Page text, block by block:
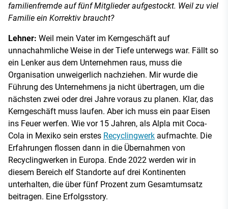
familienfremde auf fünf Mitglieder aufgestockt. Weil zu viel
Familie ein Korrektiv braucht?
Lehner: Weil mein Vater im Kerngeschäft auf
unnachahmliche Weise in der Tiefe unterwegs war. Fällt so
ein Lenker aus dem Unternehmen raus, muss die
Organisation unweigerlich nachziehen. Mir wurde die
Führung des Unternehmens ja nicht übertragen, um die
nächsten zwei oder drei Jahre voraus zu planen. Klar, das
Kerngeschäft muss laufen. Aber ich muss ein paar Eisen
ins Feuer werfen. Wie vor 15 Jahren, als Alpla mit Coca-
Cola in Mexiko sein erstes Recyclingwerk aufmachte. Die
Erfahrungen flossen dann in die Übernahmen von
Recyclingwerken in Europa. Ende 2022 werden wir in
diesem Bereich elf Standorte auf drei Kontinenten
unterhalten, die über fünf Prozent zum Gesamtumsatz
beitragen. Eine Erfolgsstory.